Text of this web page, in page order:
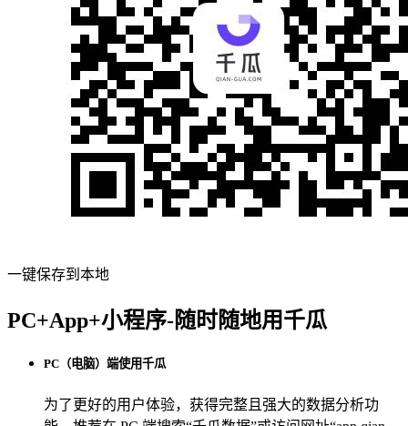
一键保存到本地
PC+App+小程序-随时随地用千瓜
PC（电脑）端使用千瓜
为了更好的用户体验，获得完整且强大的数据分析功